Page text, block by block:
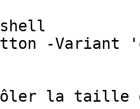
-
la taille